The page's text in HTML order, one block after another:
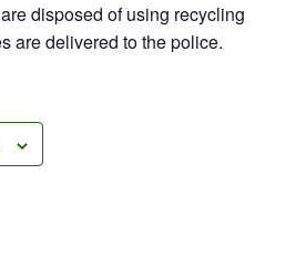
disposed of using recycling
are delivered to the police.